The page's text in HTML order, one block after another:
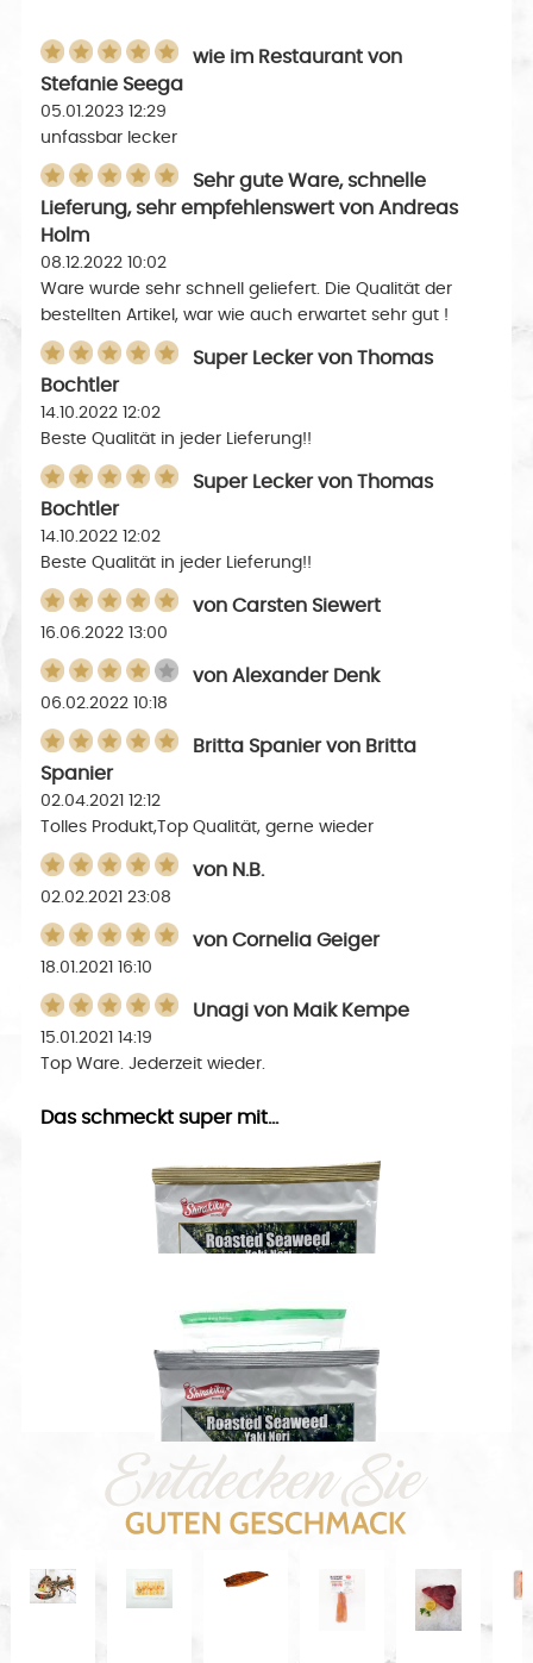
wie im Restaurant von
Stefanie Seega
05.01.2023 12:29
unfassbar lecker
Sehr gute Ware, schnelle
Lieferung, sehr empfehlenswert von Andreas
Holm
08.12.2022 10:02
Ware wurde sehr schnell geliefert. Die Qualität der
bestellten Artikel, war wie auch erwartet sehr gut !
Super LeckervonThomas
Bochtler
14.10.2022 12:02
Beste Qualität in jeder Lieferung!!
Super LeckervonThomas
Bochtler
14.10.2022 12:02
Beste Qualität in jeder Lieferung!!
vonCarsten Siewert
16.06.2022 13:00
von Alexander Denk
06.02.2022 10:18
Britta Spaniervon Britta
Spanier
02.04.2021 12:12
Tolles Produkt,Top Qualität, gerne wieder
von N.B.
02.02.2021 23:08
vonCornelia Geiger
18.01.2021 16:10
Unagi von Maik Kempe
15.01.2021 14:19
Top Ware. Jederzeit wieder.
Das schmeckt super mit...
Sushi Nori Gold 27g
Sushi Nori Green/Whole Half 115 g